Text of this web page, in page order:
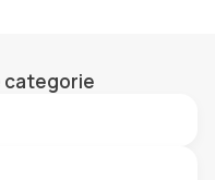
categorie